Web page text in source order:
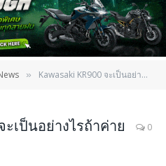
» Kawasaki KR900 จะเป็นอย่างไรถ้าค่ายเขียวใส่โม่ง
เป็นอย่างไรถ้าค่าย
0